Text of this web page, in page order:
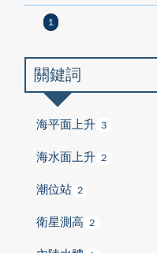
1
關鍵詞
海平面上升 3
海水面上升 2
潮位站 2
衛星測高 2